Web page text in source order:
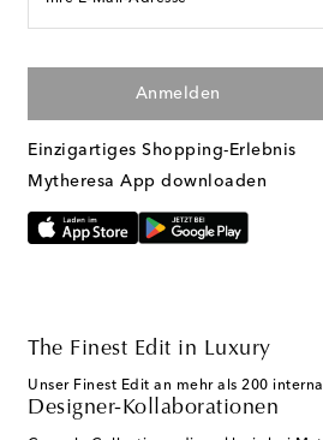
Anmelden
Einzigartiges Shopping-Erlebnis
Mytheresa App downloaden
The Finest Edit in Luxury
Unser Finest Edit an mehr als 200
Designer-Kollaborationen